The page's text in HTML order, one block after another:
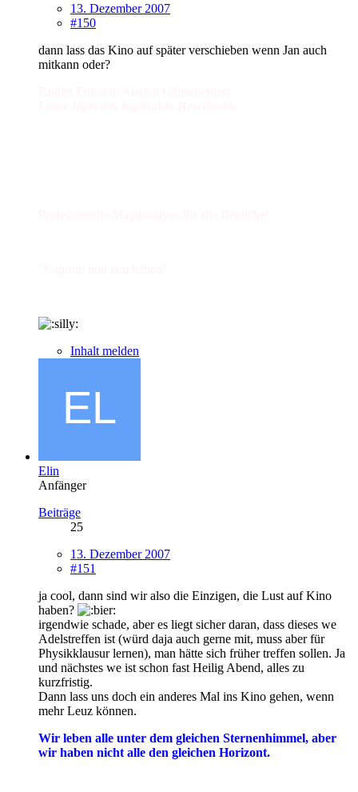
13. Dezember 2007
#150
dann lass das Kino auf später verschieben wenn Jan auch
mitkann oder?
Inhalt melden
Elin
Anfänger
Beiträge
25
13. Dezember 2007
#151
ja cool, dann sind wir also die Einzigen, die Lust auf Kino
haben?
irgendwie schade, aber es liegt sicher daran, dass dieses we
Adelstreffen ist (würd daja auch gerne mit, muss aber für
Physikklausur lernen), man hätte sich früher treffen sollen. Ja
und nächstes we ist schon fast Heilig Abend, alles zu
kurzfristig.
Dann lass uns doch ein anderes Mal ins Kino gehen, wenn
mehr Leuz können.
Wir leben alle unter dem gleichen Sternenhimmel, aber
wir haben nicht alle den gleichen Horizont.